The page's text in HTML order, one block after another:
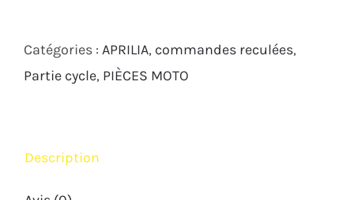
X
Aprilia
2020-
Catégories : APRILIA commandes reculées
Partie cycle PIÈCES MOTO
Description